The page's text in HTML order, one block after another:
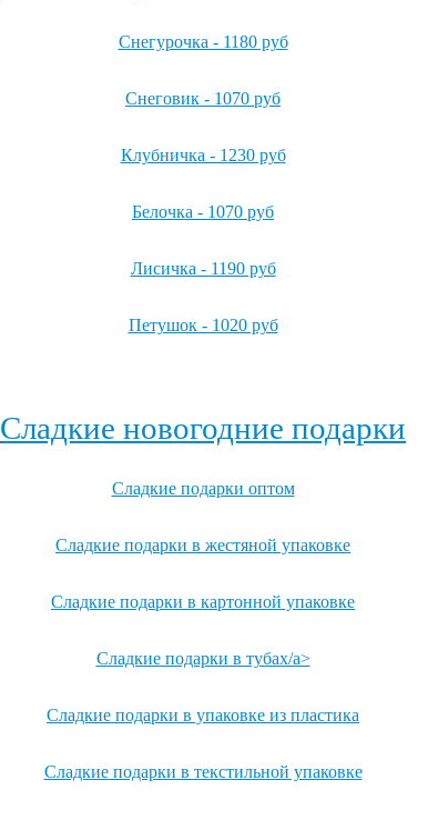
Снегурочка - 1180 руб
Снеговик - 1070 руб
Клубничка - 1230 руб
Белочка - 1070 руб
Лисичка - 1190 руб
Петушок - 1020 руб
Сладкие новогодние подарки
Сладкие подарки оптом
Сладкие подарки в жестяной упаковке
Сладкие подарки в картонной упаковке
Сладкие подарки в тубах/a>
Сладкие подарки в упаковке из пластика
Сладкие подарки в текстильной упаковке